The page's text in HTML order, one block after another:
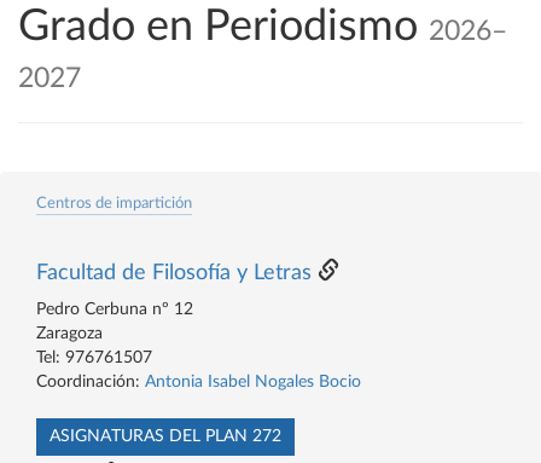
Grado en Periodismo 2026–
2027
Centros de impartición
Facultad de Filosofía y Letras
Pedro Cerbuna nº 12
Zaragoza
Tel: 976761507
Coordinación: Antonia Isabel Nogales Bocio
ASIGNATURAS DEL PLAN 272